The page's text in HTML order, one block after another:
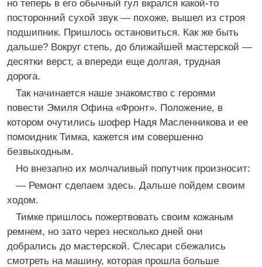
но теперь в его обычный гул вкрался какой-то
посторонний сухой звук — похоже, вышел из строя
подшипник. Пришлось остановиться. Как же быть
дальше? Вокруг степь, до ближайшей мастерской —
десятки верст, а впереди еще долгая, трудная
дорога.
Так начинается наше знакомство с героями
повести Эмиля Офина «Фронт». Положение, в
котором очутились шофер Надя Масленникова и ее
помоидник Тимка, кажется им совершенно
безвыходным.
Но внезапно их молчаливый попутчик произносит:
— Ремонт сделаем здесь. Дальше пойдем своим
ходом.
Тимке пришлось пожертвовать своим кожаным
ремнем, но зато через несколько дней они
добрались до мастерской. Слесари сбежались
смотреть на машину, которая прошла больше